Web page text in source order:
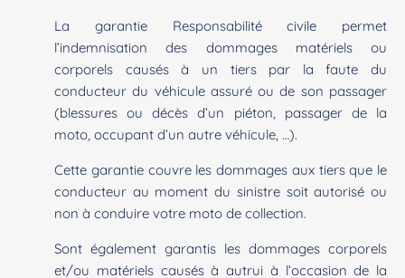
La garantie Responsabilité civile permet
l’indemnisation des dommages matériels ou
corporels causés à un tiers par la faute du
conducteur du véhicule assuré ou de son passager
(blessures ou décès d’un piéton, passager de la
moto, occupant d’un autre véhicule, …).
Cette garantie couvre les dommages aux tiers que le
conducteur au moment du sinistre soit autorisé ou
non à conduire votre moto de collection.
Sont également garantis les dommages corporels
et/ou matériels causés à autrui à l’occasion de la